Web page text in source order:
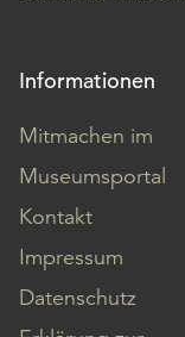
Informationen
Mitmachen im
Museumsportal
Kontakt
Impressum
Datenschutz